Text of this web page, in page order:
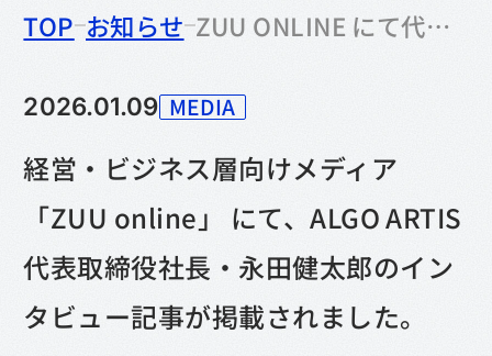
TOP お知らせのなかの ZUU ONLINE にて代表・永田のインタビュー掲載
2026.01.09
カテゴリー
MEDIA
経営・ビジネス層向けメディア
「ZUU online」 にて、ALGO ARTIS
代表取締役社長・永田健太郎のイン
タビュー記事が掲載されました。